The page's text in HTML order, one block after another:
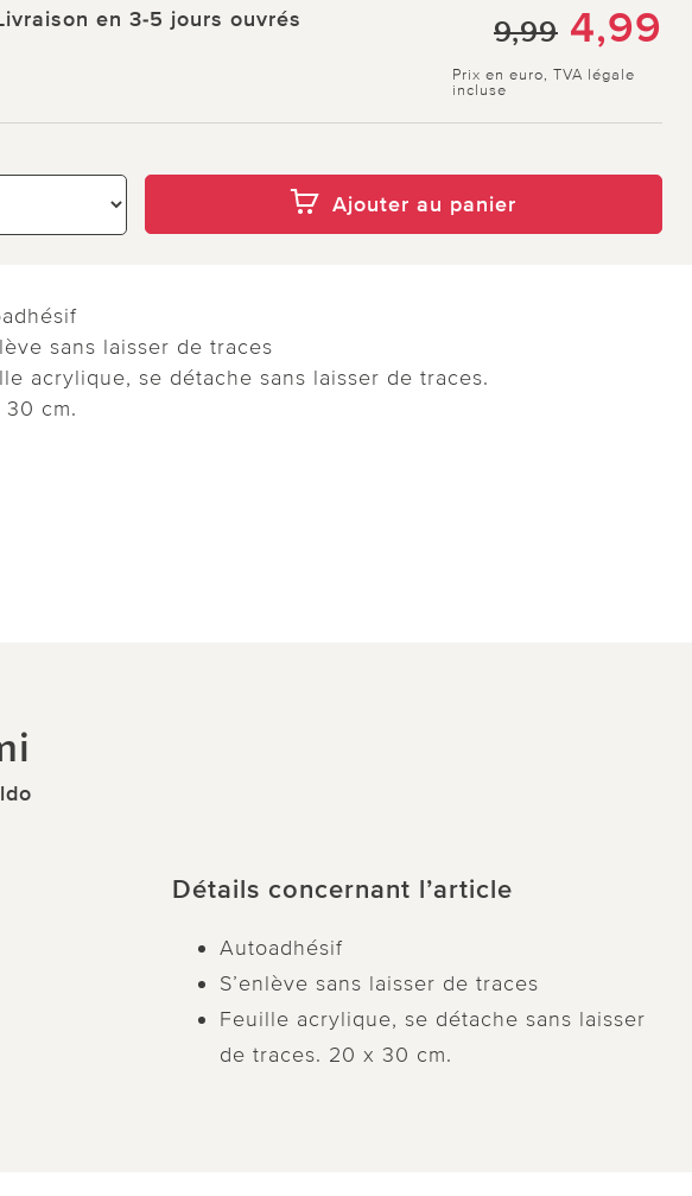
en 3-5 jours ouvrés 9,99 4,99
Prix en euro, TVA légale
incluse
Ajouter au panier
sans laisser de traces
acrylique, se détache sans laisser de traces.
cm.
Détails concernant l’article
Autoadhésif
S’enlève sans laisser de traces
Feuille acrylique, se détache sans laisser
de traces. 20 x 30 cm.